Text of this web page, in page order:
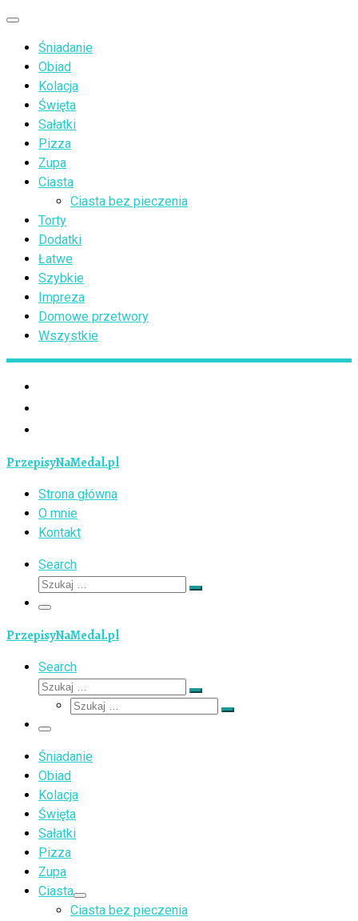
Przejdź
treści
Menu
Śniadanie
Obiad
Kolacja
Święta
Sałatki
Pizza
Zupa
Ciasta
Ciasta bez pieczenia
Torty
Dodatki
Łatwe
Szybkie
Impreza
Domowe przetwory
Wszystkie
PrzepisyNaMedal.pl
Strona główna
O mnie
Kontakt
Search
Szukaj
Szukaj
Menu
PrzepisyNaMedal.pl
Search
Szukaj
Szukaj
Szukaj
Szukaj
Menu
Śniadanie
Obiad
Kolacja
Święta
Sałatki
Pizza
Zupa
Ciasta
Ciasta bez pieczenia